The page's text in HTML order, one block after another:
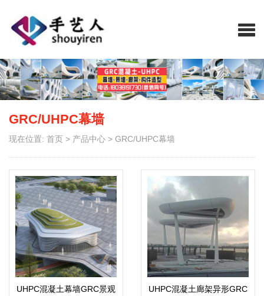
GRC/UHPC幕墙
现在位置: 首页 > 产品中心 > GRC/UHPC幕墙
UHPC混凝土幕墙GRC景观
UHPC混凝土廊架异形GRC